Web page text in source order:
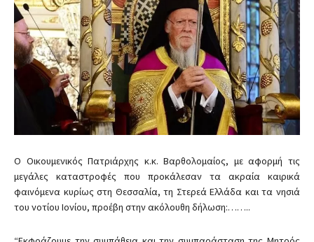
Ο Οικουμενικός Πατριάρχης κ.κ. Βαρθολομαίος, με αφορμή τις
μεγάλες καταστροφές που προκάλεσαν τα ακραία καιρικά
φαινόμενα κυρίως στη Θεσσαλία, τη Στερεά Ελλάδα και τα νησιά
του νοτίου Ιονίου, προέβη στην ακόλουθη δήλωση:……..